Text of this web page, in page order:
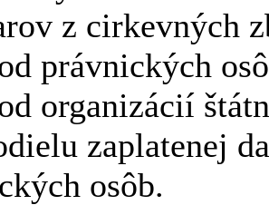
z cirkevných
právnických
organizácií
zaplatenej
osôb.